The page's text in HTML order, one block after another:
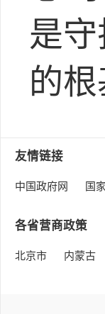
是
的根
友情链接
中国政府网 国
各省营商政策
北京市 内蒙古